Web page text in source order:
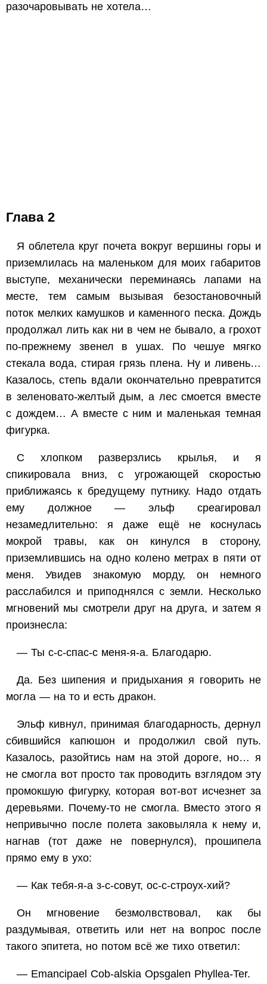
разочаровывать не хотела…
Глава 2
Я облетела круг почета вокруг вершины горы и
приземлилась на маленьком для моих габаритов
выступе, механически переминаясь лапами на
месте, тем самым вызывая безостановочный
поток мелких камушков и каменного песка. Дождь
продолжал лить как ни в чем не бывало, а грохот
по-прежнему звенел в ушах. По чешуе мягко
стекала вода, стирая грязь плена. Ну и ливень…
Казалось, степь вдали окончательно превратится
в зеленовато-желтый дым, а лес смоется вместе
с дождем… А вместе с ним и маленькая темная
фигурка.
С хлопком разверзлись крылья, и я
спикировала вниз, с угрожающей скоростью
приближаясь к бредущему путнику. Надо отдать
ему должное — эльф среагировал
незамедлительно: я даже ещё не коснулась
мокрой травы, как он кинулся в сторону,
приземлившись на одно колено метрах в пяти от
меня. Увидев знакомую морду, он немного
расслабился и приподнялся с земли. Несколько
мгновений мы смотрели друг на друга, и затем я
произнесла:
— Ты с-с-спас-с меня-я-а. Благодарю.
Да. Без шипения и придыхания я говорить не
могла — на то и есть дракон.
Эльф кивнул, принимая благодарность, дернул
сбившийся капюшон и продолжил свой путь.
Казалось, разойтись нам на этой дороге, но… я
не смогла вот просто так проводить взглядом эту
промокшую фигурку, которая вот-вот исчезнет за
деревьями. Почему-то не смогла. Вместо этого я
непривычно после полета заковыляла к нему и,
нагнав (тот даже не повернулся), прошипела
прямо ему в ухо:
— Как тебя-я-а з-с-совут, ос-с-строух-хий?
Он мгновение безмолвствовал, как бы
раздумывая, ответить или нет на вопрос после
такого эпитета, но потом всё же тихо ответил:
— Emancipael Cob-alskia Opsgalen Phyllea-Ter.